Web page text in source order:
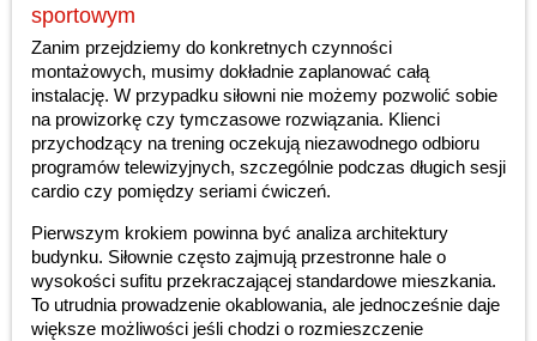
sportowym
Zanim przejdziemy do konkretnych czynności
montażowych, musimy dokładnie zaplanować całą
instalację. W przypadku siłowni nie możemy pozwolić sobie
na prowizorkę czy tymczasowe rozwiązania. Klienci
przychodzący na trening oczekują niezawodnego odbioru
programów telewizyjnych, szczególnie podczas długich sesji
cardio czy pomiędzy seriami ćwiczeń.
Pierwszym krokiem powinna być analiza architektury
budynku. Siłownie często zajmują przestronne hale o
wysokości sufitu przekraczającej standardowe mieszkania.
To utrudnia prowadzenie okablowania, ale jednocześnie daje
większe możliwości jeśli chodzi o rozmieszczenie